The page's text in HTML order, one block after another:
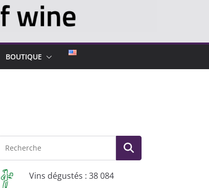
BOUTIQUE
Vins dégustés : 38 084